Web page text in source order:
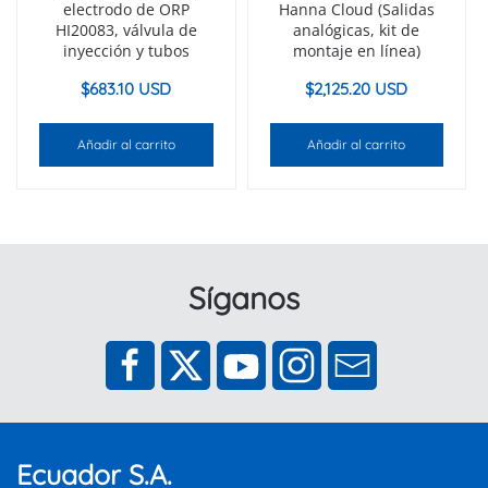
electrodo de ORP
HI20083, válvula de
inyección y tubos
$683.10 USD
Añadir al carrito
Hanna Cloud (Salidas
analógicas, kit de
montaje en línea)
$2,125.20 USD
Añadir al carrito
Síganos
Ecuador S.A.